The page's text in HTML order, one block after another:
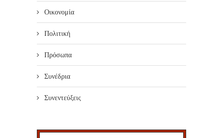
Οικονομία
Πολιτική
Πρόσωπα
Συνέδρια
Συνεντεύξεις